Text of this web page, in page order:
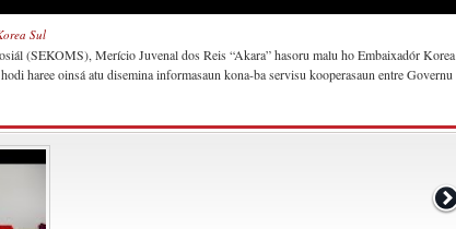
Sul
(SEKOMS), Merício Juvenal dos Reis “Akara” hasoru malu ho Embaixadór Korea
haree oinsá atu disemina informasaun kona-ba servisu kooperasaun entre Governu